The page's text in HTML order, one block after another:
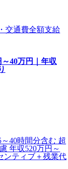
交通費全額支給
40万円｜年収
40時間分含む 超
年収520万円～
ンティブ＋残業代